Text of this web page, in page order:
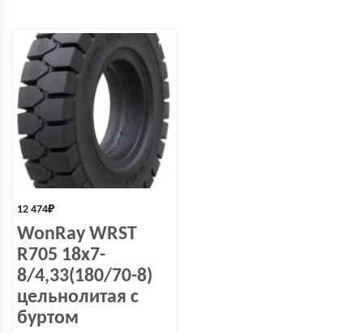
12 474₽
WonRay WRST
R705 18x7-
8/4,33(180/70-8)
цельнолитая с
буртом